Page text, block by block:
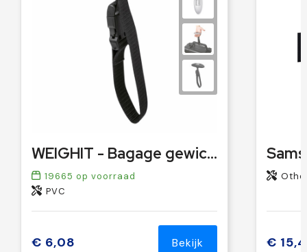
WEIGHIT - Bagage gewichtsmeter
19665 op voorraad
PVC
€ 6,08 Bekijk €